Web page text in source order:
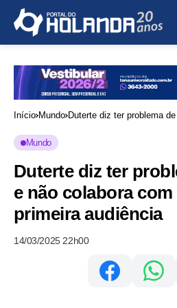
Início Mundo Duterte diz ter problema
Mundo
Duterte diz ter
e não colabora com
primeira audiência
14/03/2025 22h00